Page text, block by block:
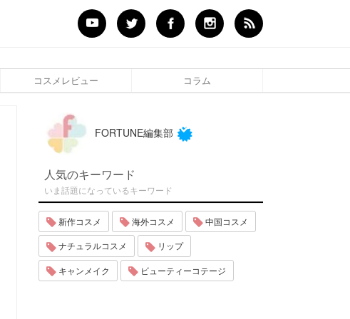
コスメレビュー コラム
FORTUNE編集部
人気のキーワード
いま話題になっているキーワード
新作コスメ 海外コスメ 中国コスメ
ナチュラルコスメ リップ
キャンメイク ビューティーコテージ